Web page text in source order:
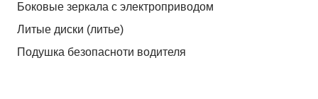
Боковые зеркала с электроприводом
Литые диски (литье)
Подушка безопасноти водителя